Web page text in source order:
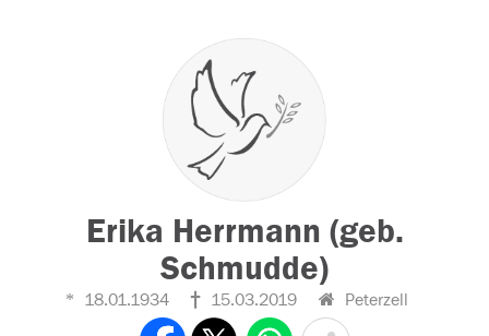
Erika Herrmann (geb.
Schmudde)
18.01.1934 15.03.2019 Peterzell